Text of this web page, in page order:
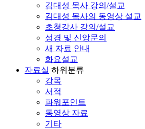
김대성 목사 강의/설교
김대성 목사의 동영상 설교
초청강사 강의/설교
성경 및 신앙문의
새 자료 안내
화요설교
자료실 하위분류
강목
서적
파워포인트
동영상 자료
기타